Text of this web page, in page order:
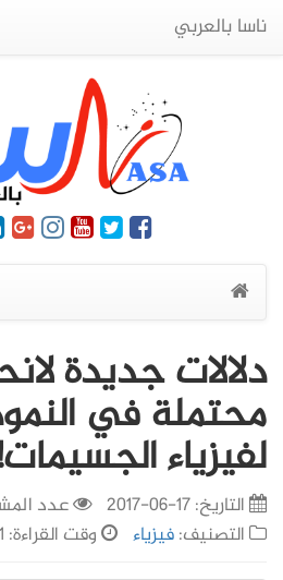
ناسا بالعربي
دلالات جديدة
محتملة في
لفيزياء
التاريخ:17-06-2017
عدد
التصنيف:فيزياء وقت القراءة: 1 دقيقة, 50 ثانية